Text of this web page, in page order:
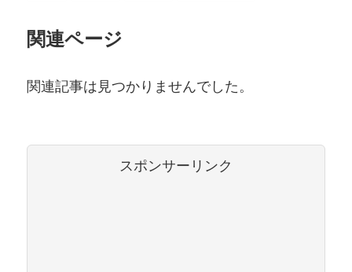
関連ページ
関連記事は見つかりませんでした。
スポンサーリンク